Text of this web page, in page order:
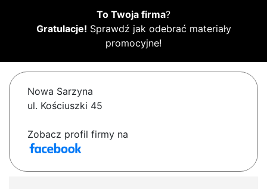
To Twoja firma?
Gratulacje! Sprawdź jak odebrać materiały
promocyjne!
Nowa Sarzyna
ul. Kościuszki 45
Zobacz profil firmy na